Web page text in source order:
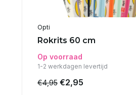
Opti
Rokrits 60 cm
Op voorraad
1-2 werkdagen levertijd
€4,95 €2,95